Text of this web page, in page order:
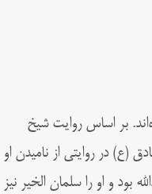
بر اساس روایت شیخ
(ع) در روایتی از نامیدن او
و او را سلمان الخیر نیز